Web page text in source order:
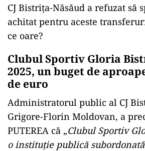
CJ Bistrița-Năsăud a refuzat să
achitat pentru aceste
ce oare?
Clubul Sportiv Gloria
2025, un buget de
de euro
Administratorul public al CJ
Grigore-Florin Moldovan, a
PUTEREA că „Clubul Sportiv
o instituție publică